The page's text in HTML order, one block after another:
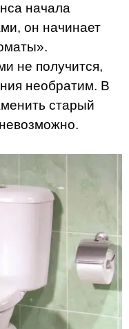
начала
он начинает
не получится,
необратим. В
старый